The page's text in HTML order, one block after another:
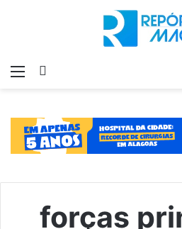
Menu
forças